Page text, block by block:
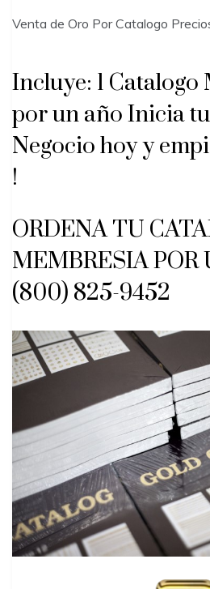
Venta de Oro Por Catalogo
Incluye: 1 Catalogo
por un año Inicia
Negocio hoy y
!
ORDENA TU
MEMBRESIA POR
(800) 825-9452